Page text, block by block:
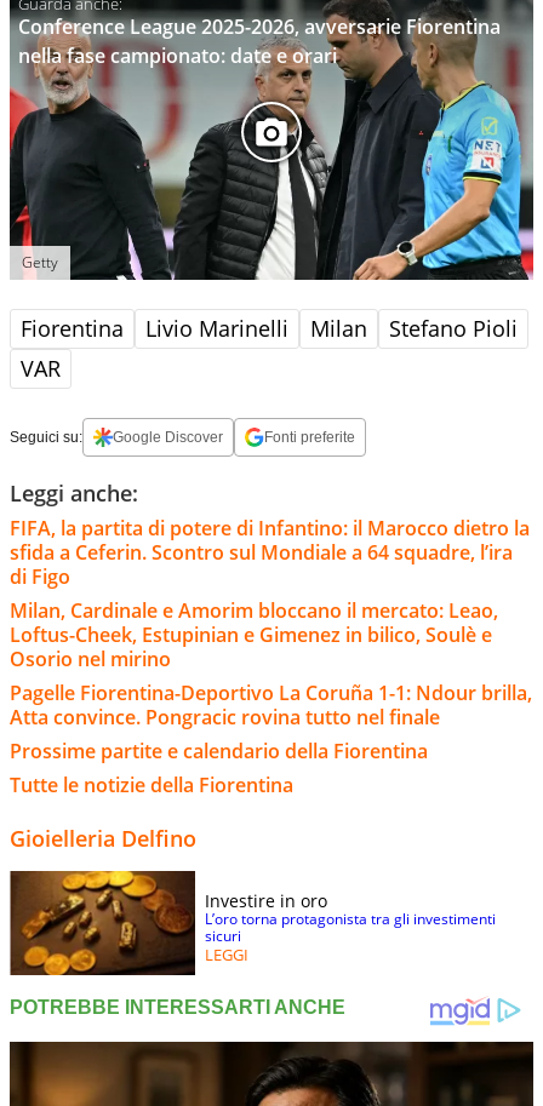
Conference League 2025-2026, avversarie Fiorentina
nella fase campionato: date e orari
Getty
Fiorentina Livio Marinelli Milan
Stefano Pioli
VAR
Seguici su: Google Discover Fonti preferite
Leggi anche:
FIFA, la partita di potere di Infantino: il Marocco dietro la
sfida a Ceferin. Scontro sul Mondiale a 64 squadre, l’ira
di Figo
Milan, Cardinale e Amorim bloccano il mercato: Leao,
Loftus-Cheek, Estupinian e Gimenez in bilico, Soulè e
Osorio nel mirino
Pagelle Fiorentina-Deportivo La Coruña 1-1: Ndour brilla,
Atta convince. Pongracic rovina tutto nel finale
Prossime partite e calendario della Fiorentina
Tutte le notizie della Fiorentina
Gioielleria Delfino
Investire in oro
L’oro torna protagonista tra gli investimenti
sicuri
LEGGI